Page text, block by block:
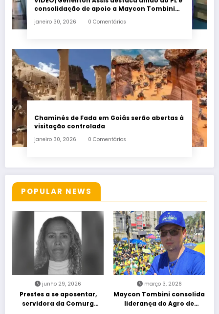
consolidação de apoio a Maycon Tombini
janeiro 30, 2026 0 Comentários
Chaminés de Fada em Goiás serão abertas à
visitação controlada
janeiro 30, 2026 0 Comentários
POPULAR NEWS
junho 29, 2026
Prestes a se aposentar,
servidora da Comurg
março 3, 2026
Maycon Tombini consolida
liderança do Agro de